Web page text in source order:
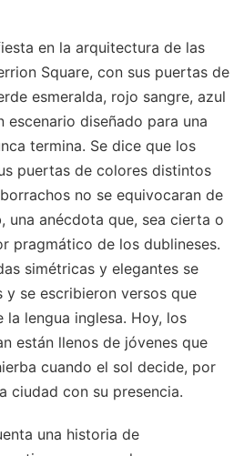
en la arquitectura de las
Square, con sus puertas de
esmeralda, rojo sangre, azul
diseñado para una
termina. Se dice que los
puertas de colores distintos
no se equivocaran de
una anécdota que, sea cierta o
pragmático de los dublineses.
simétricas y elegantes se
y se escribieron versos que
lengua inglesa. Hoy, los
están llenos de jóvenes que
cuando el sol decide, por
ciudad con su presencia.
una historia de